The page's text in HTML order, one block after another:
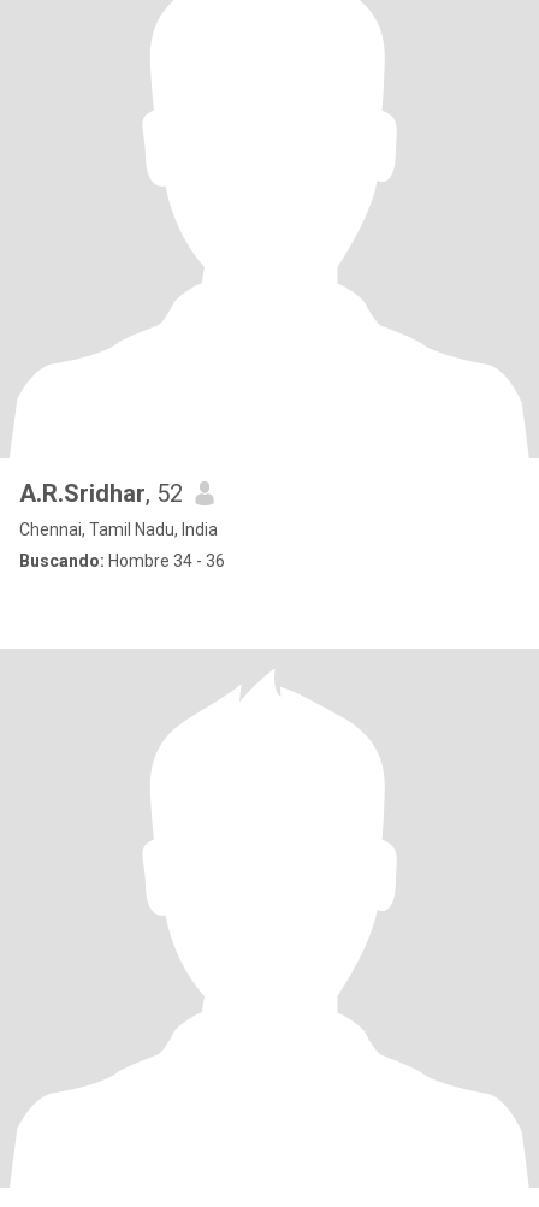
A.R.Sridhar, 52
Chennai, Tamil Nadu, India
Buscando: Hombre 34 - 36